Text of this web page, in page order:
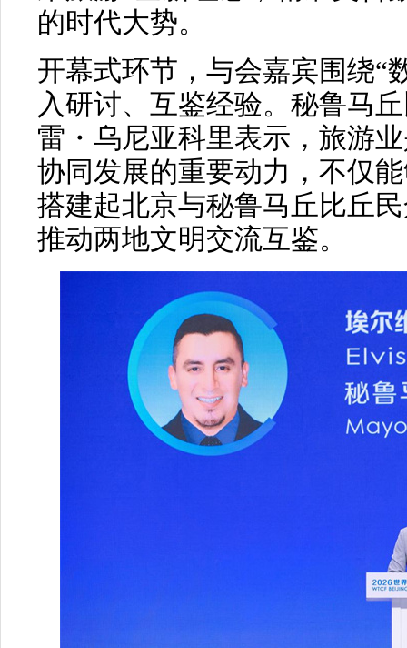
的时代大势。
开幕式环节，与会嘉宾围绕“
入研讨、互鉴经验。秘鲁马
雷・乌尼亚科里表示，旅游
协同发展的重要动力，不仅
搭建起北京与秘鲁马丘比丘
推动两地文明交流互鉴。